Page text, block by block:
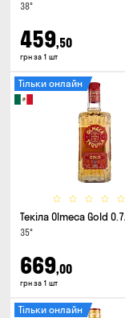
38°
459,50
грн за 1 шт
Тільки онлайн
Текіла Olmeca Gold
35°
669,00
грн за 1 шт
Тільки онлайн